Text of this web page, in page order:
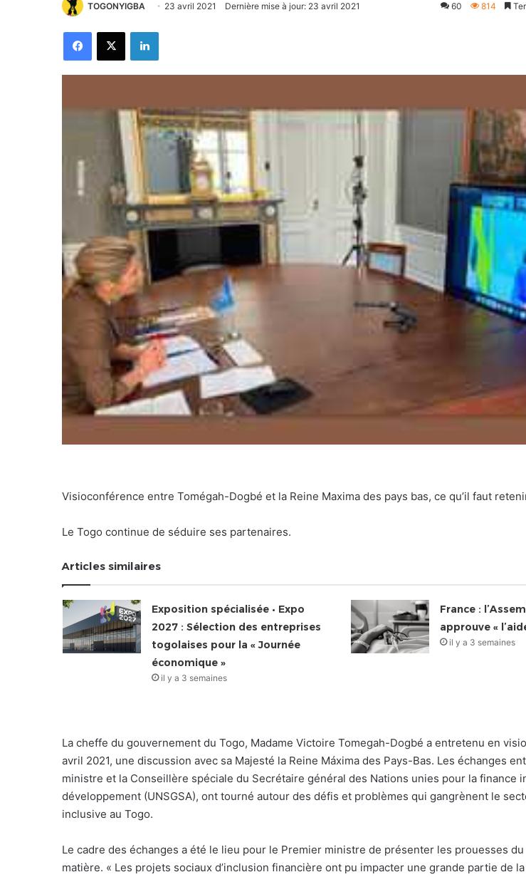
TOGONYIGBA 23 avril 2021 Dernière mise à jour: 23 avril 2021 60 814
FacebookX Linkedin
Visioconférence entre Tomégah-Dogbé et la Reine Maxima des pays bas, ce qu’il faut
Le Togo continue de séduire ses partenaires.
Articles similaires
Exposition spécialisée • Expo
2027 : Sélection des entreprises
togolaises pour la « Journée
économique »
il y a 3 semaines
France :
approuve «
il y a 3 semaines
La cheffe du gouvernement du Togo, Madame Victoire Tomegah-Dogbé a entretenu en
avril 2021, une discussion avec sa Majesté la Reine Máxima des Pays-Bas. Les échanges
ministre et la Conseillère spéciale du Secrétaire général des Nations unies pour la finance
développement (UNSGSA), ont tourné autour des défis et problèmes qui gangrènent le
inclusive au Togo.
Le cadre des échanges a été le lieu pour le Premier ministre de présenter les prouesses du
matière. « Les projets sociaux d’inclusion financière ont pu impacter une grande partie de